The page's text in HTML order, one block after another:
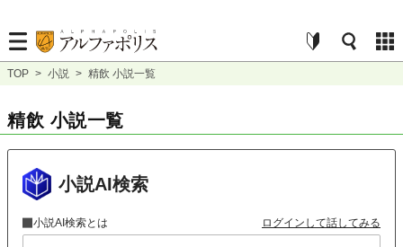
TOP > 小説 > 精飲 小説一覧
精飲 小説一覧
小説AI検索
小説AI検索とは ログインして話してみる